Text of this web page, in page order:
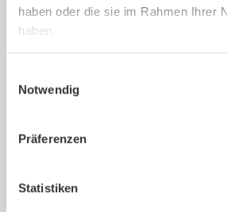
haben oder die sie im Rahmen Ihrer
haben.
Notwendig
Präferenzen
Statistiken